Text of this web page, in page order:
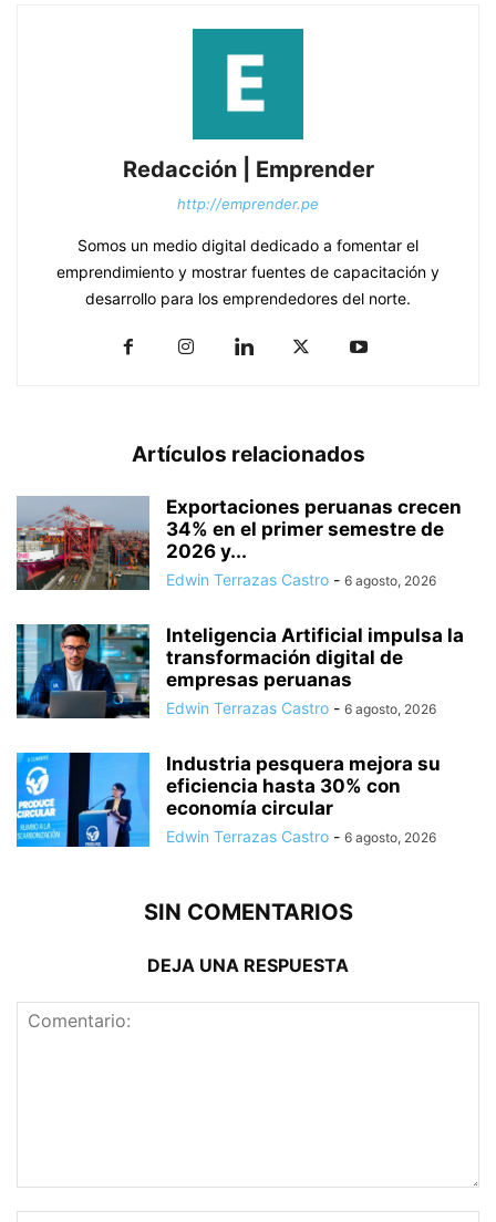
Redacción | Emprender
http://emprender.pe
Somos un medio digital dedicado a fomentar el
emprendimiento y mostrar fuentes de capacitación y
desarrollo para los emprendedores del norte.
Artículos relacionados
Exportaciones peruanas crecen
34% en el primer semestre de
2026 y...
Edwin Terrazas Castro - 6 agosto, 2026
Inteligencia Artificial impulsa la
transformación digital de
empresas peruanas
Edwin Terrazas Castro - 6 agosto, 2026
Industria pesquera mejora su
eficiencia hasta 30% con
economía circular
Edwin Terrazas Castro - 6 agosto, 2026
SIN COMENTARIOS
DEJA UNA RESPUESTA